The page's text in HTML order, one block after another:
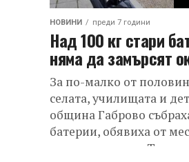
НОВИНИ преди 7 години
Над 100 кг стари
няма да замърсят
За по-малко от
селата, училищата и
община Габрово
батерии, обявиха от
администрация. Те...